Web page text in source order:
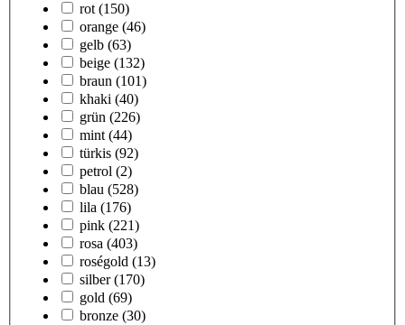
rot (150)
orange (46)
gelb (63)
beige (132)
braun (101)
khaki (40)
grün (226)
mint (44)
türkis (92)
petrol (2)
blau (528)
lila (176)
pink (221)
rosa (403)
roségold (13)
silber (170)
gold (69)
bronze (30)